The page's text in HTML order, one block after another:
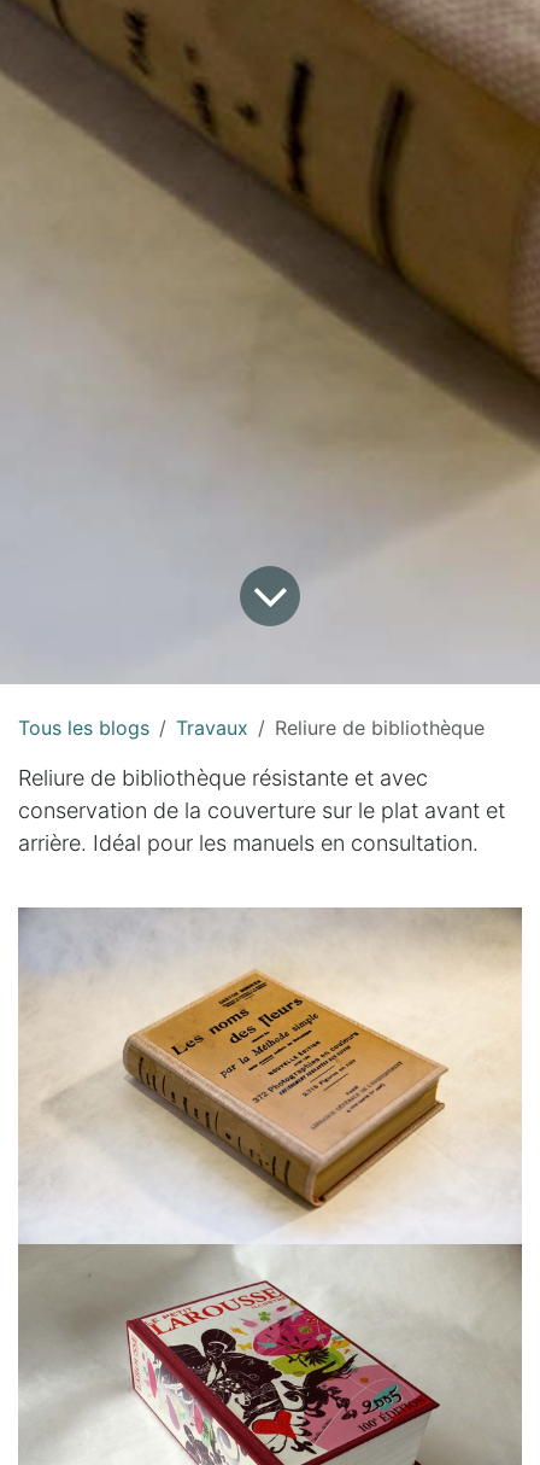
Tous les blogs Travaux Reliure de bibliothèque
Reliure de bibliothèque résistante et avec
conservation de la couverture sur le plat avant et
arrière. Idéal pour les manuels en consultation.